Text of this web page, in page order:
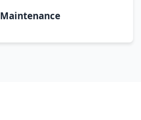
Maintenance